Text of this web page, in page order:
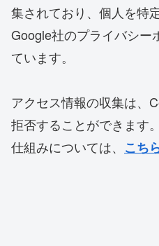
集されており、個人を特
Google社のプライバシー
ています。
アクセス情報の収集は、
拒否することができます
仕組みについては、 こち